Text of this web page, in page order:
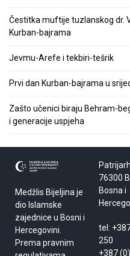
Čestitka muftije tuzlanskog dr.
Kurban-bajrama
Jevmu-Arefe i tekbiri-tešrik
Prvi dan Kurban-bajrama u
Zašto učenici biraju Behram-
i generacije uspjeha
Medžlis Bijeljina je
dio Islamske
zajednice u Bosni i
Hercegovini.
Prema pravnim
76300
Bosna i
tel:
250
+387